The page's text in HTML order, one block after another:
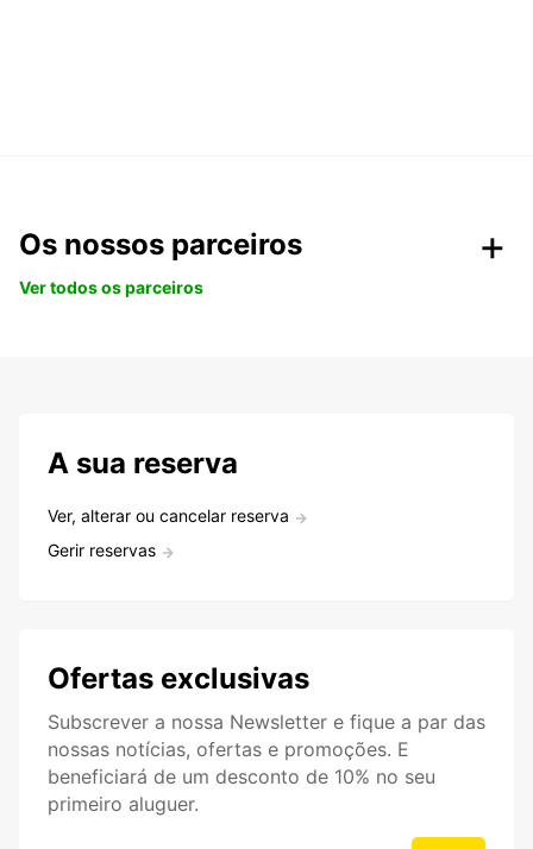
Os nossos parceiros
Ver todos os parceiros
A sua reserva
Ver, alterar ou cancelar reserva
Gerir reservas
Ofertas exclusivas
Subscrever a nossa Newsletter e fique a par das
nossas notícias, ofertas e promoções. E
beneficiará de um desconto de 10% no seu
primeiro aluguer.